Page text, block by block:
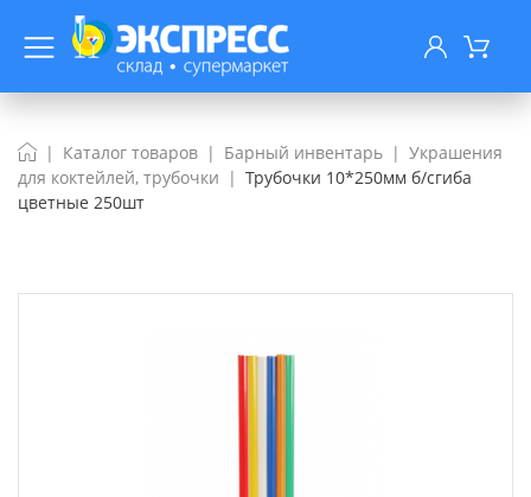
Каталог товаров Барный инвентарь
Украшения
для коктейлей, трубочки
Трубочки 10*250мм б/сгиба
цветные 250шт